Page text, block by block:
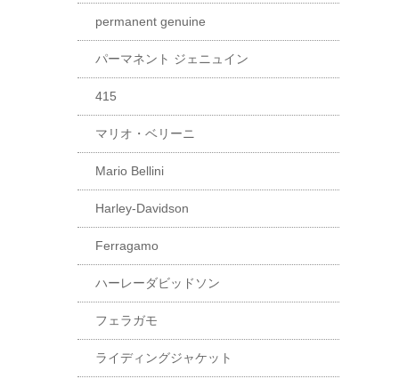
permanent genuine
パーマネント ジェニュイン
415
マリオ・ベリーニ
Mario Bellini
Harley-Davidson
Ferragamo
ハーレーダビッドソン
フェラガモ
ライディングジャケット